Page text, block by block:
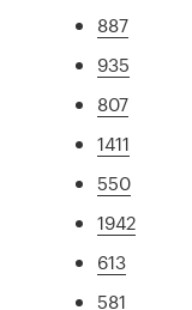
887
935
807
1411
550
1942
613
581